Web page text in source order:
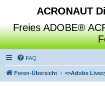
ACRONAUT
Freies ADOBE®
FAQ
Foren-Übersicht <>Adobe